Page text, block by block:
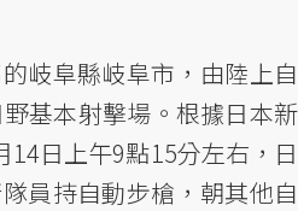
岐阜縣岐阜市，由陸上自
基本射擊場。根據日本新
日上午9點15分左右，日
員持自動步槍，朝其他自